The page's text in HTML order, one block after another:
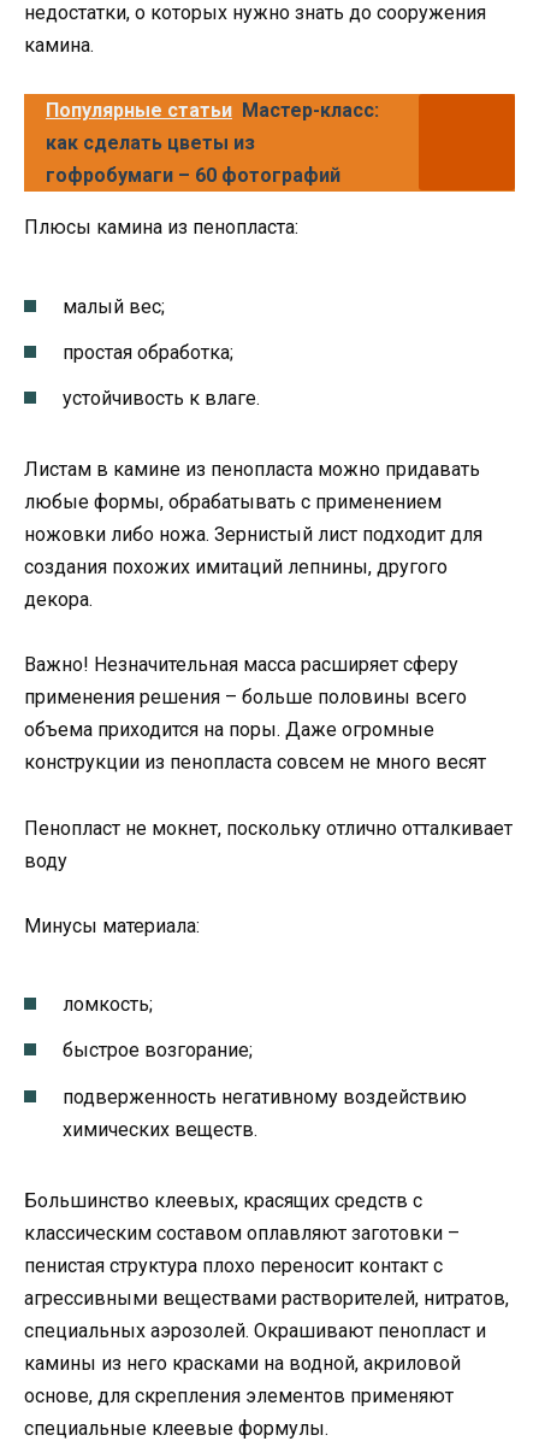
недостатки, о которых нужно знать до сооружения
камина.
Популярные статьи Мастер-класс:
как сделать цветы из
гофробумаги – 60 фотографий
Плюсы камина из пенопласта:
малый вес;
простая обработка;
устойчивость к влаге.
Листам в камине из пенопласта можно придавать
любые формы, обрабатывать с применением
ножовки либо ножа. Зернистый лист подходит для
создания похожих имитаций лепнины, другого
декора.
Важно! Незначительная масса расширяет сферу
применения решения – больше половины всего
объема приходится на поры. Даже огромные
конструкции из пенопласта совсем не много весят
Пенопласт не мокнет, поскольку отлично отталкивает
воду
Минусы материала:
ломкость;
быстрое возгорание;
подверженность негативному воздействию
химических веществ.
Большинство клеевых, красящих средств с
классическим составом оплавляют заготовки –
пенистая структура плохо переносит контакт с
агрессивными веществами растворителей, нитратов,
специальных аэрозолей. Окрашивают пенопласт и
камины из него красками на водной, акриловой
основе, для скрепления элементов применяют
специальные клеевые формулы.